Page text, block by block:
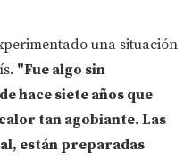
una situación
"Fue algo sin
hace siete años que
tan agobiante. Las
están preparadas